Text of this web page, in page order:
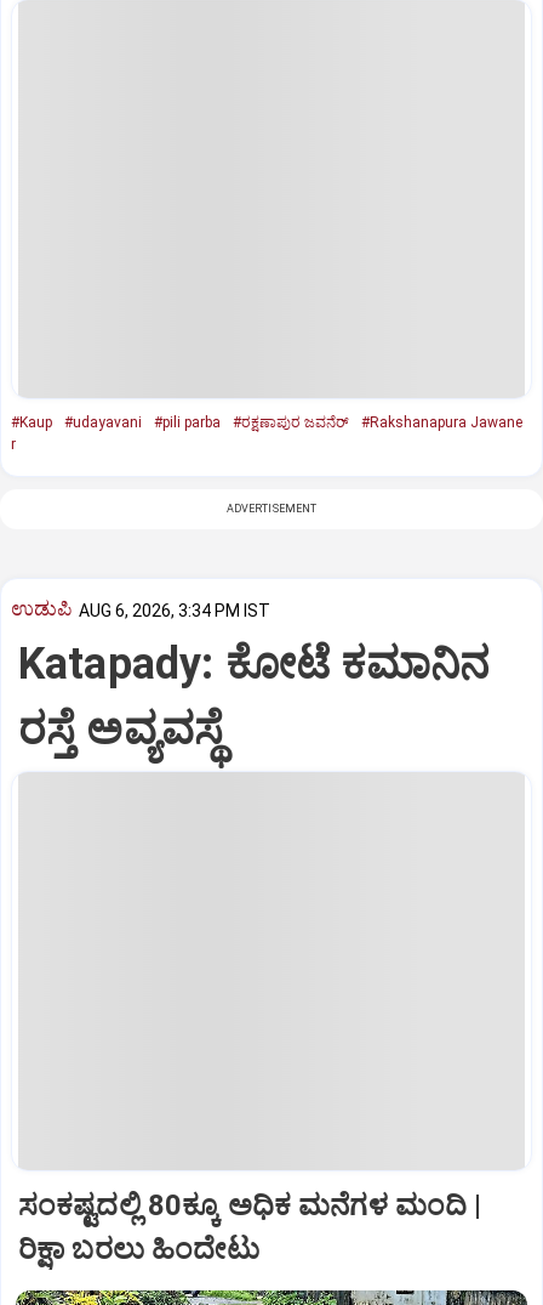
#Kaup #udayavani #pili parba #ರಕ್ಷಣಾಪುರ ಜವನೆರ್
#Rakshanapura Jawane
r
ADVERTISEMENT
ಉಡುಪಿ AUG 6, 2026, 3:34 PM IST
Katapady: ಕೋಟೆ ಕಮಾನಿನ
ರಸ್ತೆ ಅವ್ಯವಸ್ಥೆ
ಸಂಕಷ್ಟದಲ್ಲಿ 80ಕ್ಕೂ ಅಧಿಕ ಮನೆಗಳ ಮಂದಿ |
ರಿಕ್ಷಾ ಬರಲು ಹಿಂದೇಟು